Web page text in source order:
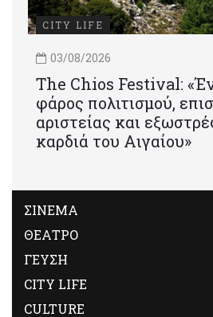
CITY LIFE
03/08/2026
Τhe Chios Festival:
φάρος πολιτισμού,
αριστείας και
καρδιά του Αιγαίου»
ΣΙΝΕΜΑ
ΘΕΑΤΡΟ
ΓΕΥΣΗ
CITY LIFE
CULTURE